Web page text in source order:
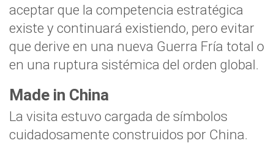
aceptar que la competencia estratégica
existe y continuará existiendo, pero evitar
que derive en una nueva Guerra Fría total o
en una ruptura sistémica del orden global.
Made in China
La visita estuvo cargada de símbolos
cuidadosamente construidos por China.